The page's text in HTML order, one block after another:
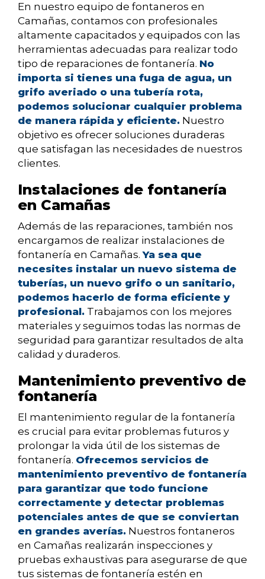
En nuestro equipo de fontaneros en
Camañas, contamos con profesionales
altamente capacitados y equipados con las
herramientas adecuadas para realizar todo
tipo de reparaciones de fontanería. No
importa si tienes una fuga de agua, un
grifo averiado o una tubería rota,
podemos solucionar cualquier problema
de manera rápida y eficiente. Nuestro
objetivo es ofrecer soluciones duraderas
que satisfagan las necesidades de nuestros
clientes.
Instalaciones de fontanería
en Camañas
Además de las reparaciones, también nos
encargamos de realizar instalaciones de
fontanería en Camañas.Ya sea que
necesites instalar un nuevo sistema de
tuberías, un nuevo grifo o un sanitario,
podemos hacerlo de forma eficiente y
profesional. Trabajamos con los mejores
materiales y seguimos todas las normas de
seguridad para garantizar resultados de alta
calidad y duraderos.
Mantenimiento preventivo de
fontanería
El mantenimiento regular de la fontanería
es crucial para evitar problemas futuros y
prolongar la vida útil de los sistemas de
fontanería. Ofrecemos servicios de
mantenimiento preventivo de fontanería
para garantizar que todo funcione
correctamente y detectar problemas
potenciales antes de que se conviertan
en grandes averías. Nuestros fontaneros
en Camañas realizarán inspecciones y
pruebas exhaustivas para asegurarse de que
tus sistemas de fontanería estén en